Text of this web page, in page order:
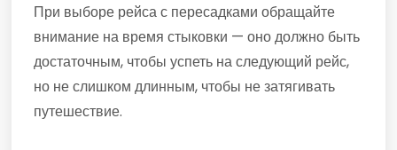
При выборе рейса с пересадками обращайте
внимание на время стыковки — оно должно быть
достаточным, чтобы успеть на следующий рейс,
но не слишком длинным, чтобы не затягивать
путешествие.